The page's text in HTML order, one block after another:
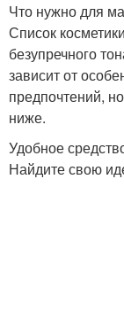
Что нужно для
Список
безупречного
зависит от
предпочтений,
ниже.
Удобное
Найдите свою